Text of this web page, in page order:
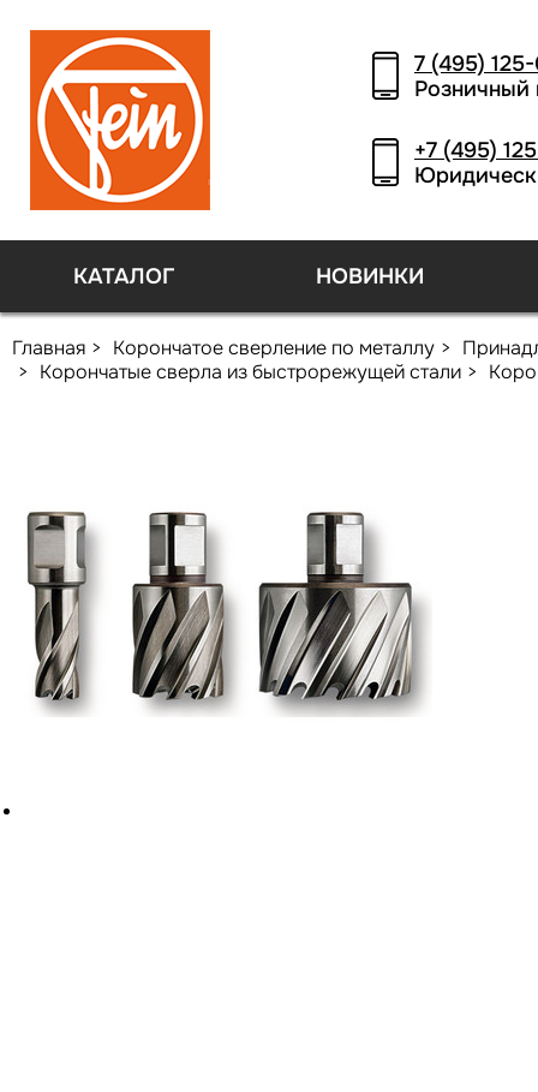
7 (495)
Розничный
+7 (495)
КАТАЛОГ НОВИНКИ
Главная Корончатое сверление по металлу
Корончатые сверла из быстрорежущей стали